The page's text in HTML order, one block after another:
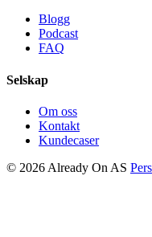
Blogg
Podcast
FAQ
Selskap
Om oss
Kontakt
Kundecaser
© 2026 Already On AS